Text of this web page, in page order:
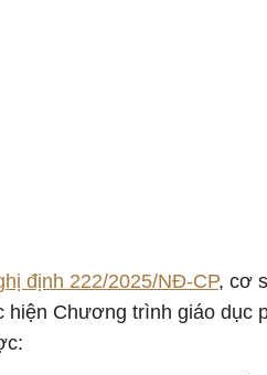
định 222/2025/NĐ-CP, cơ
hiện Chương trình giáo dục